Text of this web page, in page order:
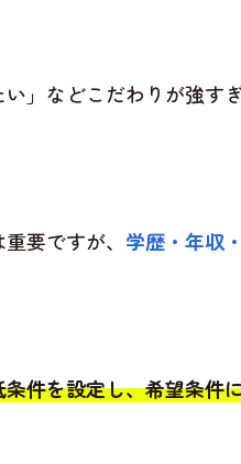
い」などこだわりが強す
要ですが、 学歴・年収
件を設定し、希望条件